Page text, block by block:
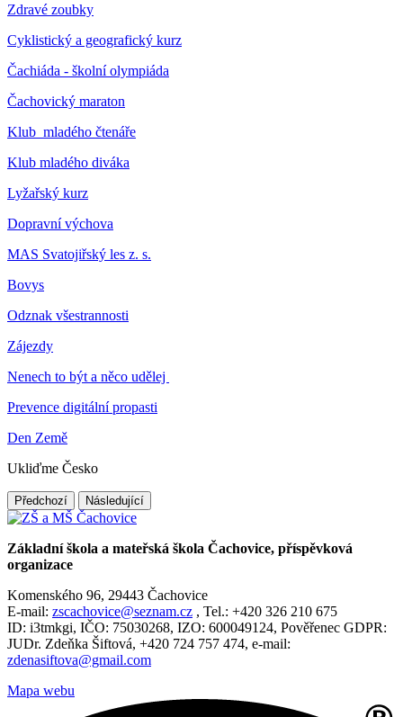
Zdravé zoubky
Cyklistický a geografický kurz
Čachiáda - školní olympiáda
Čachovický maraton
Klub mladého čtenáře
Klub mladého diváka
Lyžařský kurz
Dopravní výchova
MAS Svatojiřský les z. s.
Bovys
Odznak všestrannosti
Zájezdy
Nenech to být a něco udělej
Prevence digitální propasti
Den Země
Ukliďme Česko
Předchozí Následující
Základní škola a mateřská škola Čachovice, příspěvková
organizace
Komenského 96, 29443 Čachovice
E-mail: zscachovice@seznam.cz , Tel.: +420 326 210 675
ID: i3tmkgi, IČO: 75030268, IZO: 600049124, Pověřenec GDPR:
JUDr. Zdeňka Šiftová, +420 724 757 474, e-mail:
zdenasiftova@gmail.com
Mapa webu